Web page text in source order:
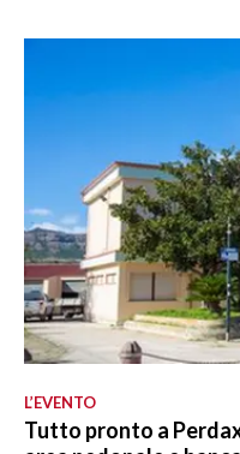
L’EVENTO
Tutto pronto a